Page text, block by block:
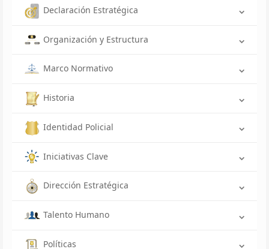
Declaración Estratégica
Organización y Estructura
Marco Normativo
Historia
Identidad Policial
Iniciativas Clave
Dirección Estratégica
Talento Humano
Políticas